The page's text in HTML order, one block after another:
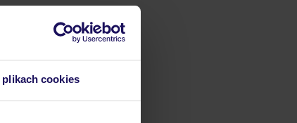
plikach cookies